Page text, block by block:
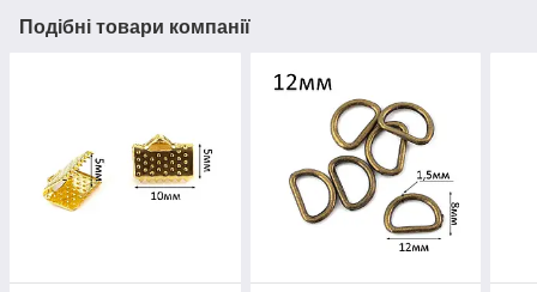
Подібні товари компанії